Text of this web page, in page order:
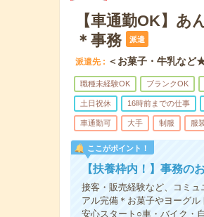
【車通勤OK】あ
＊事務
派遣
派遣先 ＜お菓子・牛乳など
職種未経験OK ブランクOK
土日祝休 16時前までの仕事
車通勤可 大手 制服 服
ここがポイント！
【扶養枠内！】事務の
接客・販売経験など、コミ
アル完備＊お菓子やヨーグ
安心スタート○車・バイク・